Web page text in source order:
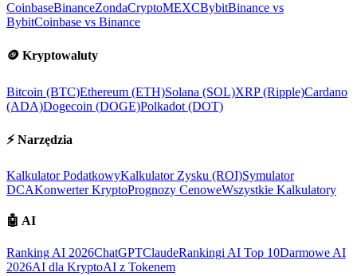
CoinbaseBinanceZondaCryptoMEXCBybitBinance vs
BybitCoinbase vs Binance
🪙 Kryptowaluty
Bitcoin (BTC)Ethereum (ETH)Solana (SOL)XRP (Ripple)Cardano
(ADA)Dogecoin (DOGE)Polkadot (DOT)
⚡ Narzędzia
Kalkulator PodatkowyKalkulator Zysku (ROI)Symulator
DCAKonwerter KryptoPrognozy CenoweWszystkie Kalkulatory
🤖 AI
Ranking AI 2026ChatGPTClaudeRankingi AI Top 10Darmowe AI
2026AI dla KryptoAI z Tokenem